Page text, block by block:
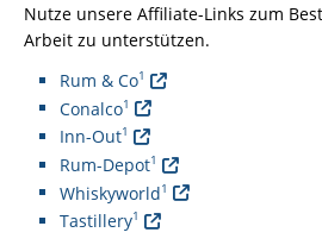
Nutze unsere Affiliate-Links zum
Arbeit zu unterstützen.
Rum & Co1
Conalco1
Inn-Out1
Rum-Depot1
Whiskyworld1
Tastillery1